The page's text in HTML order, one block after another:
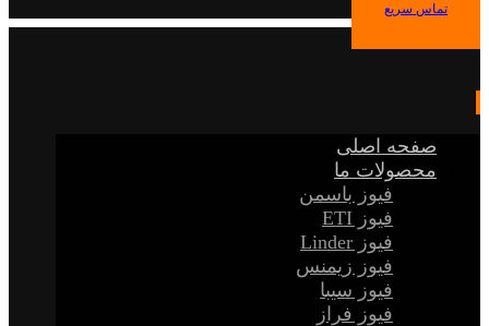
تماس سریع
صفحه اصلی
محصولات ما
فیوز باسمن
فیوز ETI
فیوز Linder
فیوز زیمنس
فیوز سیبا
فیوز فراز